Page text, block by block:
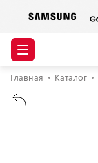
Главная Каталог